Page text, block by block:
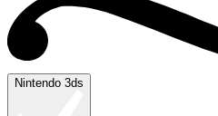
Nintendo 3ds